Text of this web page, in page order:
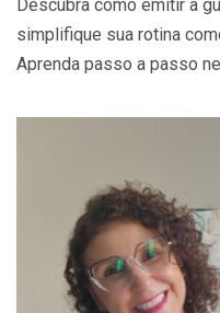
Descubra como emitir a
simplifique sua rotina
Aprenda passo a passo